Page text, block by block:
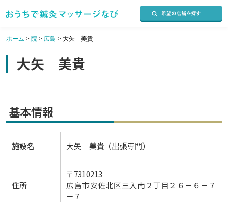
ホーム > 院> 広島 > 大矢 美貴
大矢 美貴
基本情報
施設名 大矢 美貴（出張専門）
住所
〒7310213
広島市安佐北区三入南２丁目２６－６－７
－７